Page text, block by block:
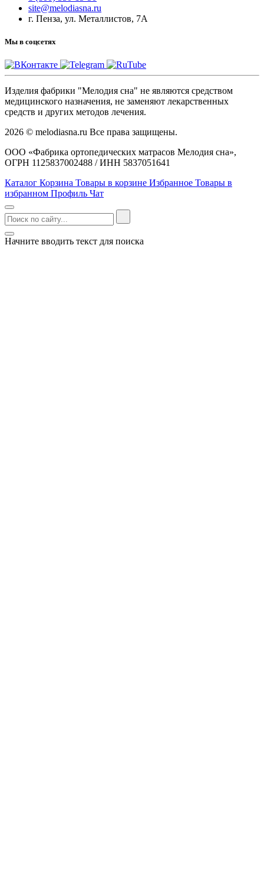
site@melodiasna.ru
г. Пенза, ул. Металлистов, 7А
Мы в соцсетях
Изделия фабрики "Мелодия сна" не являются средством
медицинского назначения, не заменяют лекарственных
средств и других методов лечения.
2026 © melodiasna.ru Все права защищены.
ООО «Фабрика ортопедических матрасов Мелодия сна»,
ОГРН 1125837002488 / ИНН 5837051641
Каталог Корзина Товары в корзине Избранное Товары в
избранном Профиль Чат
Начните вводить текст для поиска